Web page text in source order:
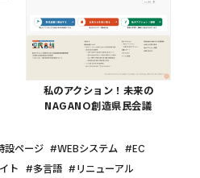
私のアクション！未来の
NAGANO創造県民会議
設ページ WEBシステム
EC
ト
多言語
リニューアル